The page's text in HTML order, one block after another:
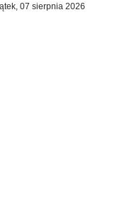
07 sierpnia 2026